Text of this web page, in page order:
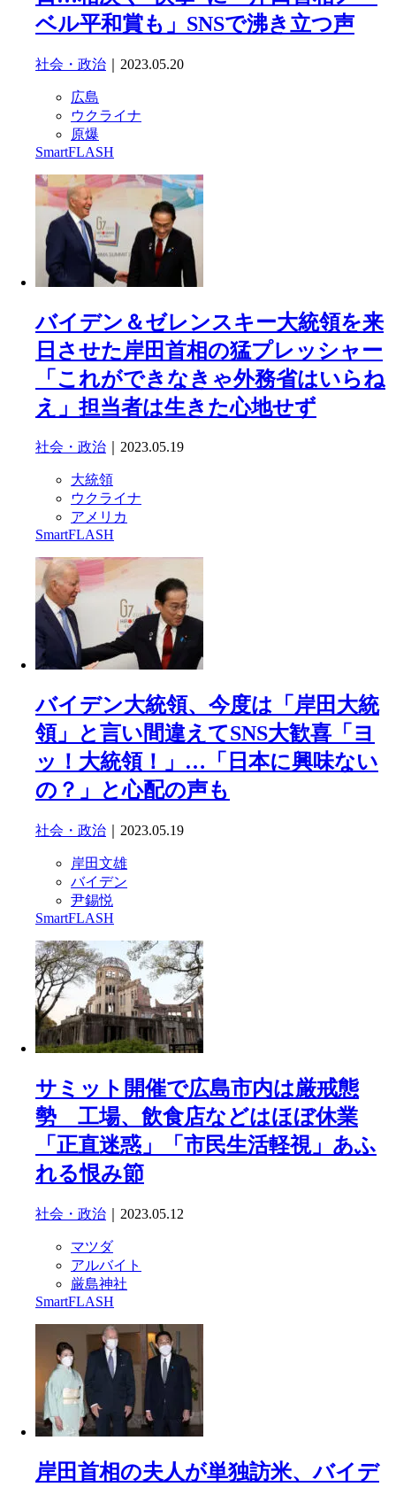
ベル平和賞も」SNSで沸き立つ声
社会・政治 ｜2023.05.20
広島
ウクライナ
原爆
SmartFLASH
バイデン＆ゼレンスキー大統領を来
日させた岸田首相の猛プレッシャー
「これができなきゃ外務省はいらね
え」担当者は生きた心地せず
社会・政治 ｜2023.05.19
大統領
ウクライナ
アメリカ
SmartFLASH
バイデン大統領、今度は「岸田大統
領」と言い間違えてSNS大歓喜「ヨ
ッ！大統領！」…「日本に興味ない
の？」と心配の声も
社会・政治 ｜2023.05.19
岸田文雄
バイデン
尹錫悦
SmartFLASH
サミット開催で広島市内は厳戒態
勢 工場、飲食店などはほぼ休業
「正直迷惑」「市民生活軽視」あふ
れる恨み節
社会・政治 ｜2023.05.12
マツダ
アルバイト
厳島神社
SmartFLASH
岸田首相の夫人が単独訪米、バイデ